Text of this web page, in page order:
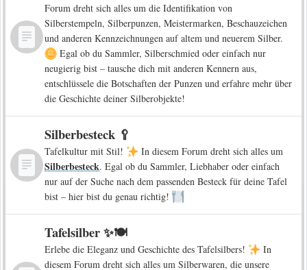
Forum dreht sich alles um die Identifikation von
Silberstempeln, Silberpunzen, Meistermarken, Beschauzeichen
und anderen Kennzeichnungen auf altem und neuerem Silber.
Egal ob du Sammler, Silberschmied oder einfach nur
neugierig bist – tausche dich mit anderen Kennern aus,
entschlüssele die Botschaften der Punzen und erfahre mehr über
die Geschichte deiner Silberobjekte!
Silberbesteck 🥄
Tafelkultur mit Stil! In diesem Forum dreht sich alles um
Silberbesteck. Egal ob du Sammler, Liebhaber oder einfach
nur auf der Suche nach dem passenden Besteck für deine Tafel
bist – hier bist du genau richtig!
Tafelsilber ✨🍽️
Erlebe die Eleganz und Geschichte des Tafelsilbers!
In
diesem Forum dreht sich alles um Silberwaren, die unsere